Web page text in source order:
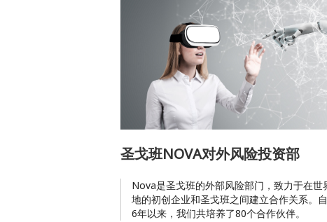
圣戈班NOVA对外风险投资部
Nova是圣戈班的外部风险部门，致力于在世
地的初创企业和圣戈班之间建立合作关系。
6年以来，我们共培养了80个合作伙伴。